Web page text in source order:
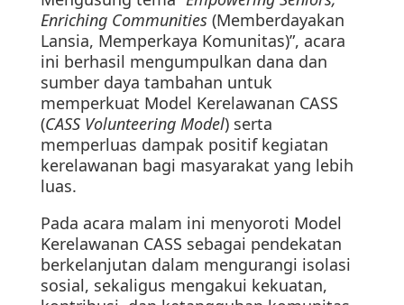
Enriching Communities(Memberdayakan
Lansia, Memperkaya Komunitas)”, acara
ini berhasil mengumpulkan dana dan
sumber daya tambahan untuk
memperkuat Model Kerelawanan CASS
(CASS Volunteering Model) serta
memperluas dampak positif kegiatan
kerelawanan bagi masyarakat yang lebih
luas.
Pada acara malam ini menyoroti Model
Kerelawanan CASS sebagai pendekatan
berkelanjutan dalam mengurangi isolasi
sosial, sekaligus mengakui kekuatan,